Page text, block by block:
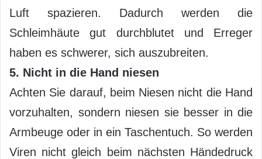
Luft spazieren. Dadurch werden die
Schleimhäute gut durchblutet und Erreger
haben es schwerer, sich auszubreiten.
5. Nicht in die Hand niesen
Achten Sie darauf, beim Niesen nicht die Hand
vorzuhalten, sondern niesen sie besser in die
Armbeuge oder in ein Taschentuch. So werden
Viren nicht gleich beim nächsten Händedruck